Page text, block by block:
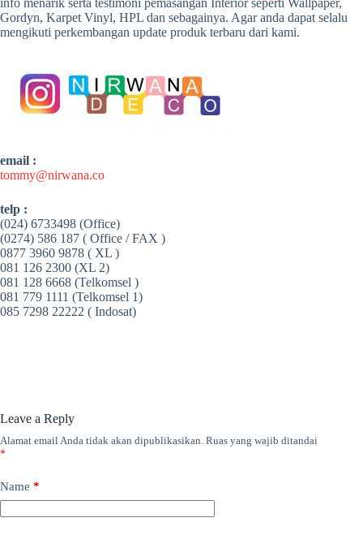
info menarik serta testimoni pemasangan Interior seperti Wallpaper,
Gordyn, Karpet Vinyl, HPL dan sebagainya. Agar anda dapat selalu
mengikuti perkembangan update produk terbaru dari kami.
email :
tommy@nirwana.co
telp :
(024) 6733498 (Office)
(0274) 586 187 ( Office / FAX )
0877 3960 9878 ( XL )
081 126 2300 (XL 2)
081 128 6668 (Telkomsel )
081 779 1111 (Telkomsel 1)
085 7298 22222 ( Indosat)
Leave a Reply
Alamat email Anda tidak akan dipublikasikan. Ruas yang wajib ditandai
*
Name *